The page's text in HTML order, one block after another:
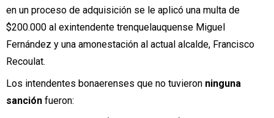
en un proceso de adquisición se le aplicó una multa de
$200.000 al exintendente trenquelauquense Miguel
Fernández y una amonestación al actual alcalde, Francisco
Recoulat.
Los intendentes bonaerenses que no tuvieron ninguna
sanción fueron: